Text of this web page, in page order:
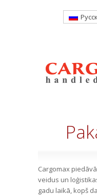
Cargomax
veidus un
gadu laikā, kopš